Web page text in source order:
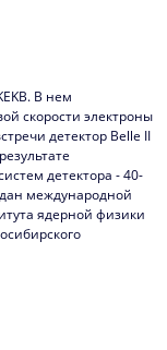
В нем
скорости электроны
детектор Belle II
детектора - 40-
международной
ядерной физики